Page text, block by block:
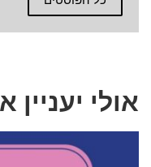
אולי יעניין